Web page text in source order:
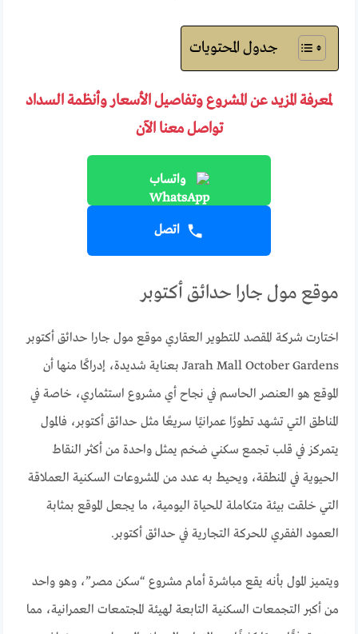
جدول المحتويات
لمعرفة المزيد عن المشروع وتفاصيل الأسعار وأنظمة السداد
تواصل معنا الآن
واتساب
اتصل
موقع مول جارا حدائق أكتوبر
اختارت شركة المقصد للتطوير العقاري موقع مول جارا حدائق أكتوبر
Jarah Mall October Gardens بعناية شديدة، إدراكًا منها أن
الموقع هو العنصر الحاسم في نجاح أي مشروع استثماري، خاصة في
المناطق التي تشهد تطورًا عمرانيًا سريعًا مثل حدائق أكتوبر، فالمول
يتمركز في قلب تجمع سكني ضخم يمثل واحدة من أكثر النقاط
الحيوية في المنطقة، ويحيط به عدد من المشروعات السكنية العملاقة
التي خلقت بيئة متكاملة للحياة اليومية، ما يجعل الموقع بمثابة
العمود الفقري للحركة التجارية في حدائق أكتوبر.
ويتميز المول بأنه يقع مباشرة أمام مشروع “سكن مصر”، وهو واحد
من أكبر التجمعات السكنية التابعة لهيئة المجتمعات العمرانية، مما